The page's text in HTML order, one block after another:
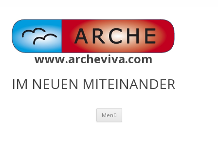
www.archeviva.com
IM NEUEN MITEINANDER
Menü Zum
springen